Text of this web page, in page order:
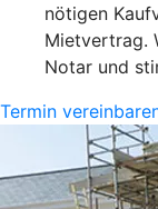
nötigen
Mietvertrag.
Notar und
Termin